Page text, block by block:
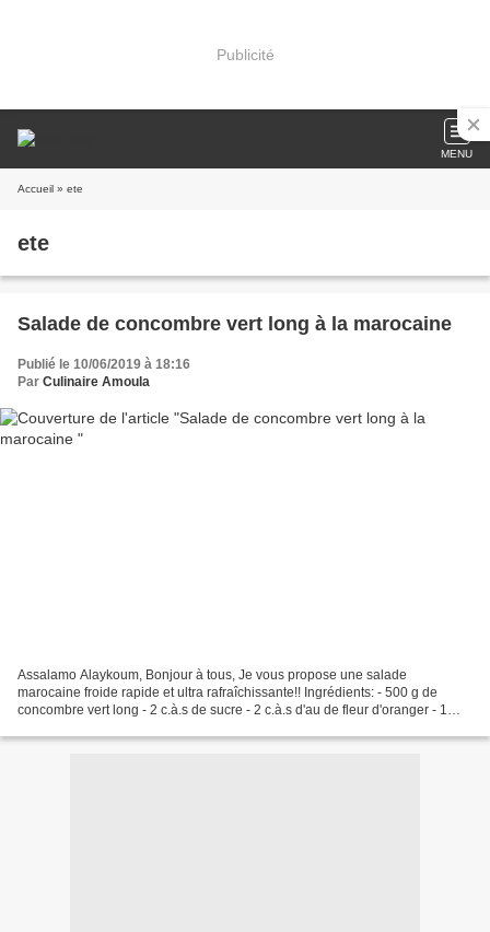
Publicité
MENU
Accueil » ete
ete
Salade de concombre vert long à la marocaine
Publié le 10/06/2019 à 18:16
Par Culinaire Amoula
Assalamo Alaykoum, Bonjour à tous, Je vous propose une salade
marocaine froide rapide et ultra rafraîchissante!! Ingrédients: - 500 g de
concombre vert long - 2 c.à.s de sucre - 2 c.à.s d'au de fleur d'oranger - 1